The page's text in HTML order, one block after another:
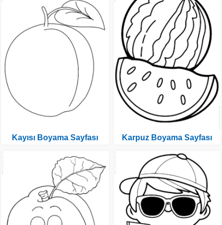
Kayısı Boyama Sayfası Karpuz Boyama Sayfası